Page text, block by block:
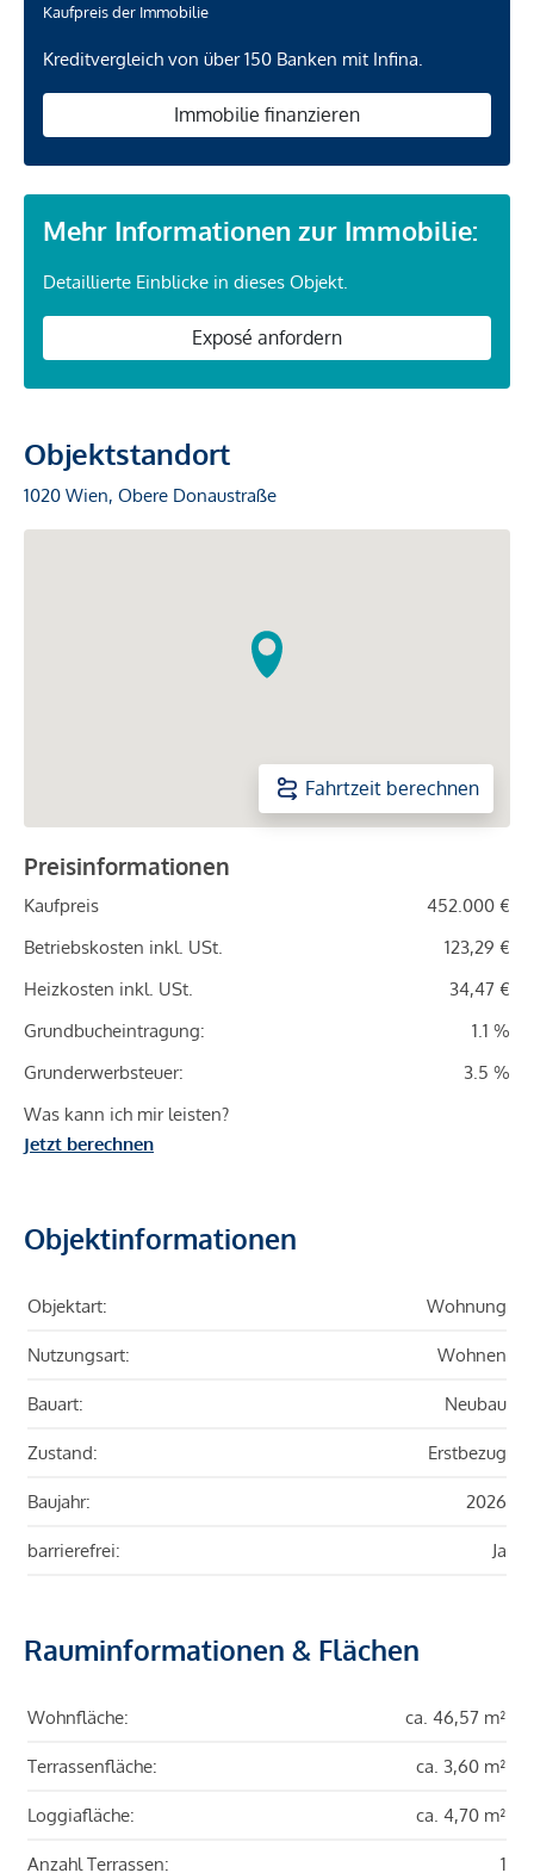
Kaufpreis der Immobilie
Kreditvergleich von über 150 Banken mit Infina.
Immobilie finanzieren
Mehr Informationen zur Immobilie:
Detaillierte Einblicke in dieses Objekt.
Exposé anfordern
Objektstandort
1020 Wien, Obere Donaustraße
Fahrtzeit berechnen
Preisinformationen
Kaufpreis
452.000 €
Betriebskosten inkl. USt.
123,29 €
Heizkosten inkl. USt.
34,47 €
Grundbucheintragung:
1.1 %
Grunderwerbsteuer:
3.5 %
Was kann ich mir leisten?
Jetzt berechnen
Objektinformationen
Objektart: Wohnung
Nutzungsart: Wohnen
Bauart: Neubau
Zustand: Erstbezug
Baujahr: 2026
barrierefrei: Ja
Rauminformationen & Flächen
Wohnfläche: ca. 46,57 m²
Terrassenfläche: ca. 3,60 m²
Loggiafläche: ca. 4,70 m²
Anzahl Terrassen: 1